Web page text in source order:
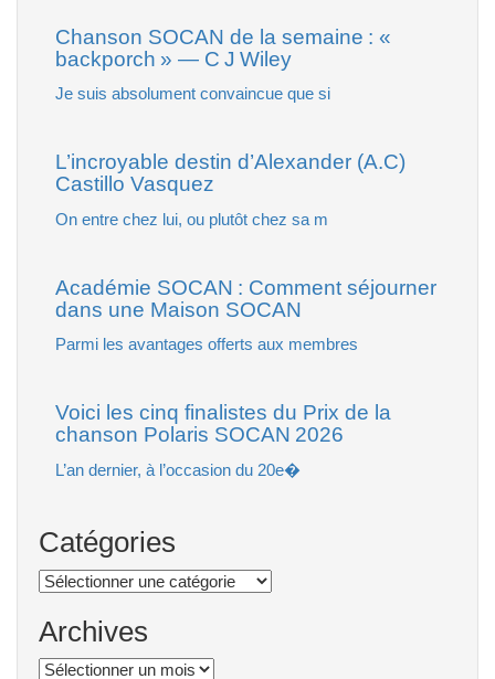
Chanson SOCAN de la semaine : «
backporch » — C J Wiley
Je suis absolument convaincue que si
L’incroyable destin d’Alexander (A.C)
Castillo Vasquez
On entre chez lui, ou plutôt chez sa m
Académie SOCAN : Comment séjourner
dans une Maison SOCAN
Parmi les avantages offerts aux membres
Voici les cinq finalistes du Prix de la
chanson Polaris SOCAN 2026
L’an dernier, à l’occasion du 20e�
Catégories
Catégories
Archives
Archives